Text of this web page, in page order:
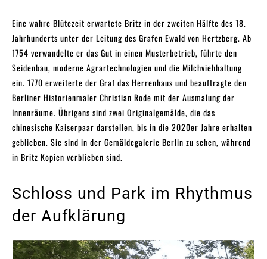
Eine wahre Blütezeit erwartete Britz in der zweiten Hälfte des 18.
Jahrhunderts unter der Leitung des Grafen Ewald von Hertzberg. Ab
1754 verwandelte er das Gut in einen Musterbetrieb, führte den
Seidenbau, moderne Agrartechnologien und die Milchviehhaltung
ein. 1770 erweiterte der Graf das Herrenhaus und beauftragte den
Berliner Historienmaler Christian Rode mit der Ausmalung der
Innenräume. Übrigens sind zwei Originalgemälde, die das
chinesische Kaiserpaar darstellen, bis in die 2020er Jahre erhalten
geblieben. Sie sind in der Gemäldegalerie Berlin zu sehen, während
in Britz Kopien verblieben sind.
Schloss und Park im Rhythmus
der Aufklärung